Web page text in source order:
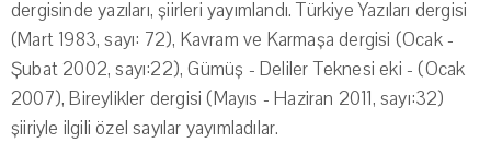
dergisinde yazıları, şiirleri yayımlandı. Türkiye Yazıları dergisi
(Mart 1983, sayı: 72), Kavram ve Karmaşa dergisi (Ocak -
Şubat 2002, sayı:22), Gümüş - Deliler Teknesi eki - (Ocak
2007), Bireylikler dergisi (Mayıs - Haziran 2011, sayı:32)
şiiriyle ilgili özel sayılar yayımladılar.